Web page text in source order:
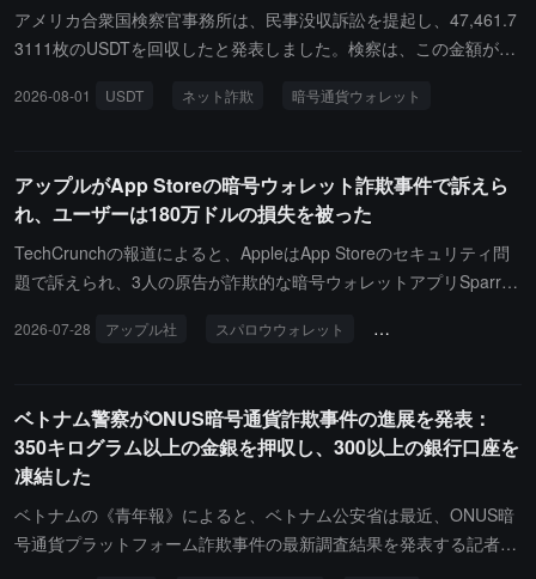
確認しました。警察は、投資家に対して、特に仮想通貨や高いリタ
ーンを保証する、または見知らぬプラットフォームでの取引を要求
す。感情や信頼によって資金の安全対策を緩めないようにしてくだ
アメリカ合衆国検察官事務所は、民事没収訴訟を提起し、47,461.7
3111枚のUSDTを回収したと発表しました。検察は、この金額がネ
て資金を暗号通貨ATMに預けさせ、その後資金を盗みました。法執
も同じウォレットに遡ることが確認されました。
2026-08-01 USDT ネット詐欺 暗号通貨ウォレット
アップルがApp Storeの暗号ウォレット詐欺事件で訴えら
れ、ユーザーは180万ドルの損失を被った
TechCrunchの報道によると、AppleはApp Storeのセキュリティ問
題で訴えられ、3人の原告が詐欺的な暗号ウォレットアプリSparro
が、そのアプリの公式バージョンはiOSには適していません。原告
万ドルの損失を被っています。訴訟は、Appleが詐欺アプリの存在
を知りながらそれをApp Storeに留め、セキュリティの約束をマー
ケティング手段として利用して第三者アプリストアやサイドローデ
ィングに抵抗していると指摘しています。原告は陪審員による審
理、損害賠償、及びApp Storeのリスクの公開を求めています。App
2026-07-28 アップル社 スパロウウォレット App Storeの安全性
ベトナム警察がONUS暗号通貨詐欺事件の進展を発表：
350キログラム以上の金銀を押収し、300以上の銀行口座を
凍結した
ベトナムの《青年報》によると、ベトナム公安省は最近、ONUS暗
号通貨プラットフォーム詐欺事件の最新調査結果を発表する記者会